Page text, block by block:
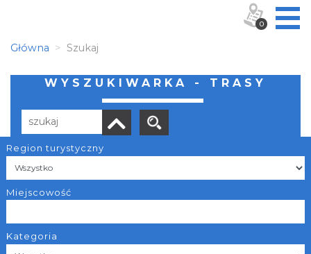
Główna Szukaj
WYSZUKIWARKA - TRASY
Region turystyczny
Miejscowość
Kategoria
Liczba elementów:
0